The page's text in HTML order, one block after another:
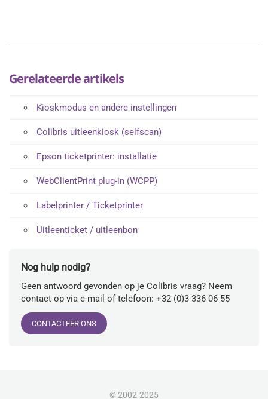
Gerelateerde artikels
Kioskmodus en andere instellingen
Colibris uitleenkiosk (selfscan)
Epson ticketprinter: installatie
WebClientPrint plug-in (WCPP)
Labelprinter / Ticketprinter
Uitleenticket / uitleenbon
Nog hulp nodig?
Geen antwoord gevonden op je Colibris vraag? Neem
contact op via e-mail of telefoon: +32 (0)3 336 06 55
CONTACTEER ONS
© 2002-2025